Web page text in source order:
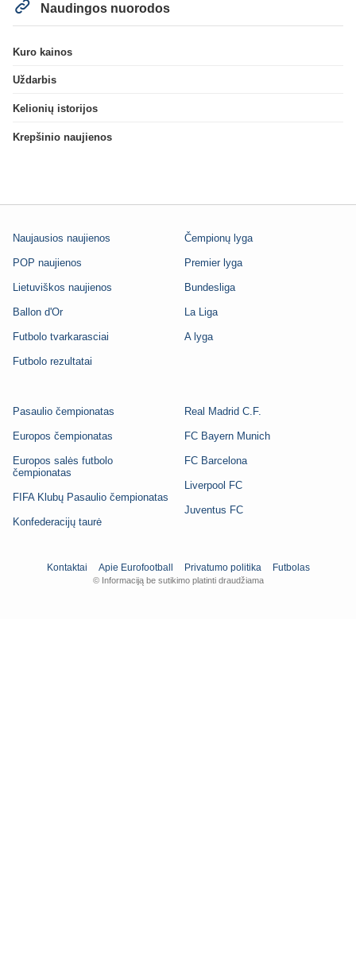
Naudingos nuorodos
Kuro kainos
Uždarbis
Kelionių istorijos
Krepšinio naujienos
Naujausios naujienos
POP naujienos
Lietuviškos naujienos
Ballon d'Or
Futbolo tvarkarasciai
Futbolo rezultatai
Čempionų lyga
Premier lyga
Bundesliga
La Liga
A lyga
Pasaulio čempionatas
Europos čempionatas
Europos salės futbolo
čempionatas
FIFA Klubų Pasaulio čempionatas
Konfederacijų taurė
Real Madrid C.F.
FC Bayern Munich
FC Barcelona
Liverpool FC
Juventus FC
Kontaktai Apie Eurofootball Privatumo politika Futbolas
© Informaciją be sutikimo platinti draudžiama